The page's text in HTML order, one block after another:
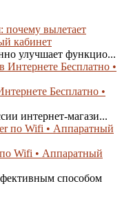
почему вылетает
кабинет
улучшает функцио...
Бесплатно •
интернет-магази...
Wifi • Аппаратный
способом